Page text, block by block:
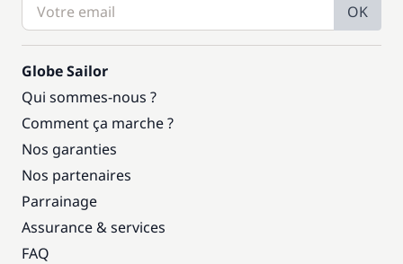
OK
Globe Sailor
Qui sommes-nous ?
Comment ça marche ?
Nos garanties
Nos partenaires
Parrainage
Assurance & services
FAQ